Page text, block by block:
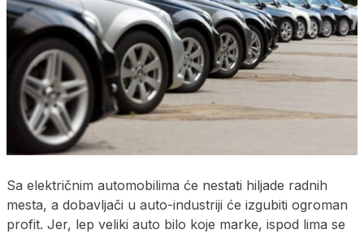
Sa električnim automobilima će nestati hiljade radnih
mesta, a dobavljači u auto-industriji će izgubiti ogroman
profit. Jer, lep veliki auto bilo koje marke, ispod lima se